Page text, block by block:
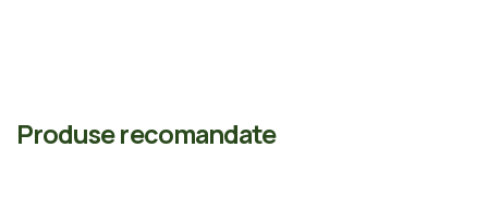
Produse recomandate